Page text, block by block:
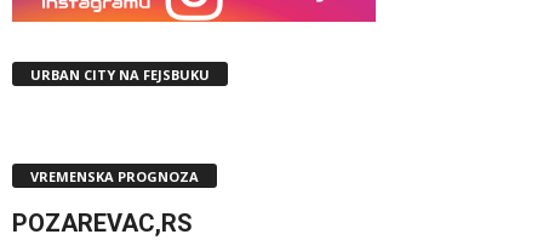
URBAN CITY NA FEJSBUKU
VREMENSKA PROGNOZA
POZAREVAC,RS